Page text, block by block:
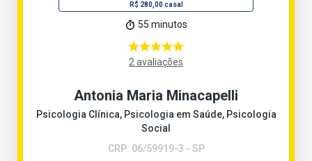
R$ 280,00 casal
55 minutos
2 avaliações
Antonia Maria Minacapelli
Psicologia Clínica, Psicologia em Saúde, Psicologia
Social
CRP: 06/59919-3 - SP